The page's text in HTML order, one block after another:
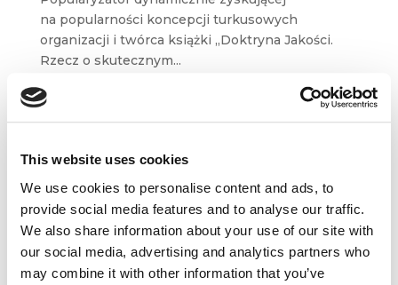
This website uses cookies
We use cookies to personalise content and ads, to
provide social media features and to analyse our traffic.
We also share information about your use of our site with
our social media, advertising and analytics partners who
may combine it with other information that you’ve
na popularności koncepcji turkusowych
organizacji i twórca książki „Doktryna Jakości.
Rzecz o skutecznym...
Dane kontaktowe

questus
ul. Organizacji WiN 83/7
91-811 Łódź